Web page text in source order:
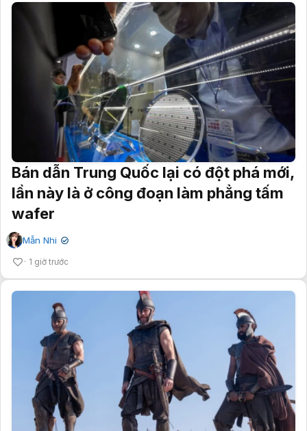
Bán dẫn Trung Quốc lại có đột phá mới,
lần này là ở công đoạn làm phẳng tấm
wafer
Mẫn Nhi ✔
1 giờ trước